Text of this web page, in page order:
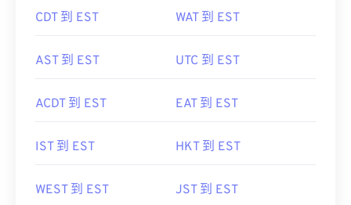
CDT 到 EST WAT 到 EST
AST 到 EST UTC 到 EST
ACDT 到 EST EAT 到 EST
IST 到 EST HKT 到 EST
WEST 到 EST JST 到 EST